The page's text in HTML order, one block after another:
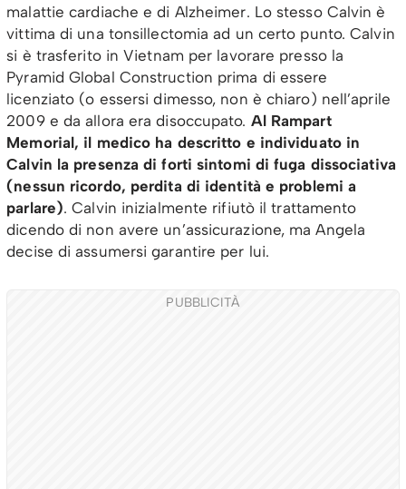
malattie cardiache e di Alzheimer. Lo stesso Calvin è
vittima di una tonsillectomia ad un certo punto. Calvin
si è trasferito in Vietnam per lavorare presso la
Pyramid Global Construction prima di essere
licenziato (o essersi dimesso, non è chiaro) nell’aprile
2009 e da allora era disoccupato. Al Rampart
Memorial, il medico ha descritto e individuato in
Calvin la presenza di forti sintomi di fuga dissociativa
(nessun ricordo, perdita di identità e problemi a
parlare). Calvin inizialmente rifiutò il trattamento
dicendo di non avere un’assicurazione, ma Angela
decise di assumersi garantire per lui.
PUBBLICITÀ